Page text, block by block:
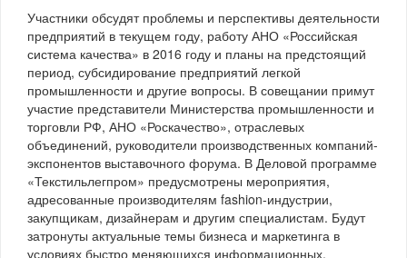
Участники обсудят проблемы и перспективы деятельности
предприятий в текущем году, работу АНО «Российская
система качества» в 2016 году и планы на предстоящий
период, субсидирование предприятий легкой
промышленности и другие вопросы. В совещании примут
участие представители Министерства промышленности и
торговли РФ, АНО «Роскачество», отраслевых
объединений, руководители производственных компаний-
экспонентов выставочного форума. В Деловой программе
«Текстильлегпром» предусмотрены мероприятия,
адресованные производителям fashion-индустрии,
закупщикам, дизайнерам и другим специалистам. Будут
затронуты актуальные темы бизнеса и маркетинга в
условиях быстро меняющихся информационных,